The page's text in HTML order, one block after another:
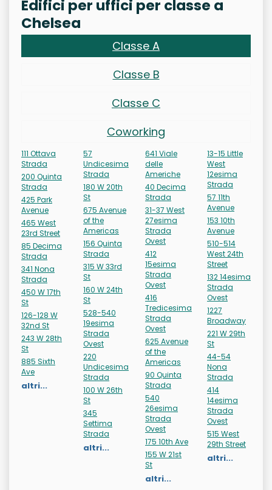
Edifici per uffici per classe a
Chelsea
Classe A
Classe B
Classe C
Coworking
111 Ottava
Strada
200 Quinta
Strada
425 Park
Avenue
465 West
23rd Street
85 Decima
Strada
341 Nona
Strada
450 W 17th
St
126-128 W
32nd St
243 W 28th
St
885 Sixth
Ave
altri...
57
Undicesima
Strada
180 W 20th
St
675 Avenue
of the
Americas
156 Quinta
Strada
315 W 33rd
St
160 W 24th
St
528-540
19esima
Strada
Ovest
220
Undicesima
Strada
100 W 26th
St
345
Settima
Strada
altri...
641 Viale
delle
Americhe
40 Decima
Strada
31-37 West
27esima
Strada
Ovest
412
15esima
Strada
Ovest
416
Tredicesima
Strada
Ovest
625 Avenue
of the
Americas
90 Quinta
Strada
540
26esima
Strada
Ovest
175 10th Ave
155 W 21st
St
altri...
13-15 Little
West
12esima
Strada
57 11th
Avenue
153 10th
Avenue
510-514
West 24th
Street
132 14esima
Strada
Ovest
1227
Broadway
221 W 29th
St
44-54
Nona
Strada
414
14esima
Strada
Ovest
515 West
29th Street
altri...